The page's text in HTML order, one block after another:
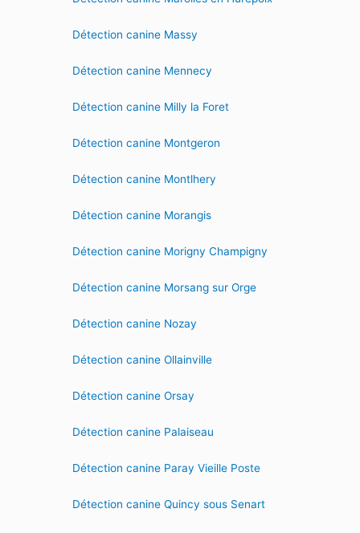
Détection canine Massy
Détection canine Mennecy
Détection canine Milly la Foret
Détection canine Montgeron
Détection canine Montlhery
Détection canine Morangis
Détection canine Morigny Champigny
Détection canine Morsang sur Orge
Détection canine Nozay
Détection canine Ollainville
Détection canine Orsay
Détection canine Palaiseau
Détection canine Paray Vieille Poste
Détection canine Quincy sous Senart